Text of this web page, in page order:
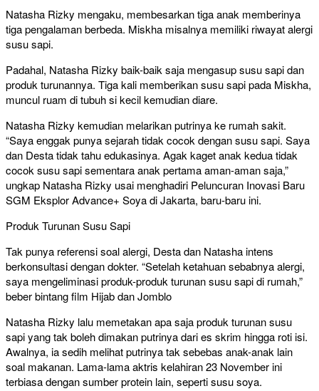
Natasha Rizky mengaku, membesarkan tiga anak memberinya
tiga pengalaman berbeda. Miskha misalnya memiliki riwayat alergi
susu sapi.
Padahal, Natasha Rizky baik-baik saja mengasup susu sapi dan
produk turunannya. Tiga kali memberikan susu sapi pada Miskha,
muncul ruam di tubuh si kecil kemudian diare.
Natasha Rizky kemudian melarikan putrinya ke rumah sakit.
“Saya enggak punya sejarah tidak cocok dengan susu sapi. Saya
dan Desta tidak tahu edukasinya. Agak kaget anak kedua tidak
cocok susu sapi sementara anak pertama aman-aman saja,”
ungkap Natasha Rizky usai menghadiri Peluncuran Inovasi Baru
SGM Eksplor Advance+ Soya di Jakarta, baru-baru ini.
Produk Turunan Susu Sapi
Tak punya referensi soal alergi, Desta dan Natasha intens
berkonsultasi dengan dokter. “Setelah ketahuan sebabnya alergi,
saya mengeliminasi produk-produk turunan susu sapi di rumah,”
beber bintang film Hijab dan Jomblo
Natasha Rizky lalu memetakan apa saja produk turunan susu
sapi yang tak boleh dimakan putrinya dari es skrim hingga roti isi.
Awalnya, ia sedih melihat putrinya tak sebebas anak-anak lain
soal makanan. Lama-lama aktris kelahiran 23 November ini
terbiasa dengan sumber protein lain, seperti susu soya.